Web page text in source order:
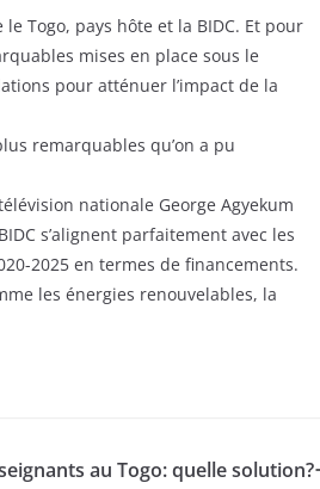
Togo, pays hôte et la BIDC. Et pour
mises en place sous le
pour atténuer l’impact de la
remarquables qu’on a pu
nationale George Agyekum
s’alignent parfaitement avec les
2025 en termes de financements.
les énergies renouvelables, la
au Togo: quelle solution?